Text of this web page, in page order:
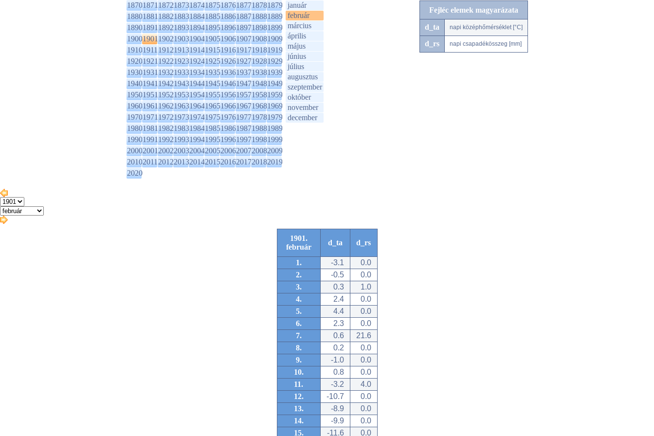
1870187118721873187418751876187718781879
1880188118821883188418851886188718881889
1890189118921893189418951896189718981899
1900190119021903190419051906190719081909
1910191119121913191419151916191719181919
1920192119221923192419251926192719281929
1930193119321933193419351936193719381939
1940194119421943194419451946194719481949
1950195119521953195419551956195719581959
1960196119621963196419651966196719681969
1970197119721973197419751976197719781979
1980198119821983198419851986198719881989
1990199119921993199419951996199719981999
2000200120022003200420052006200720082009
2010201120122013201420152016201720182019
2020
január
február
március
április
május
június
július
augusztus
szeptember
október
november
december
Fejléc elemek magyarázata
d_ta napi középhőmérséklet [°C]
d_rs napi csapadékösszeg [mm]
1901.
február
d_ta d_rs
1. -3.1
0.0
2.
-0.5
0.0
3.
0.3
1.0
4.
2.4
0.0
5.
4.4
0.0
6.
2.3
0.0
7.
0.6
21.6
8.
0.2
0.0
9.
-1.0
0.0
10.
0.8
0.0
11.
-3.2
4.0
12.
-10.7
0.0
13.
-8.9
0.0
14.
-9.9
0.0
15.
-11.6 0.0